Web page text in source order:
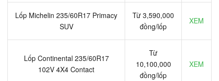
Lốp Michelin 235/60R17 Primacy
SUV
Từ 3,590,000
đồng/lốp
XEM
Lốp Continental 235/60R17
102V 4X4 Contact
Từ
10,100,000
đồng/lốp
XEM